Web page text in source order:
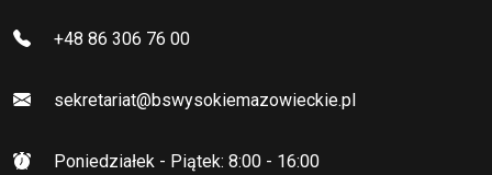
+48 86 306 76 00
sekretariat@bswysokiemazowieckie.pl
Poniedziałek - Piątek: 8:00 - 16:00